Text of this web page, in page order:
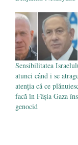
Sensibilitatea
atunci când i se
atenția că ce
facă în Fâșia Gaza
genocid